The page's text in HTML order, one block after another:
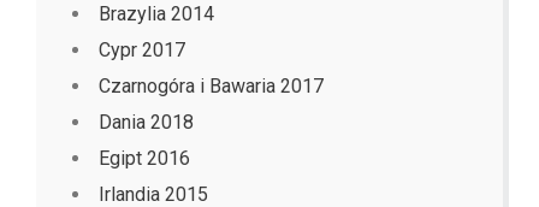
Brazylia 2014
Cypr 2017
Czarnogóra i Bawaria 2017
Dania 2018
Egipt 2016
Irlandia 2015